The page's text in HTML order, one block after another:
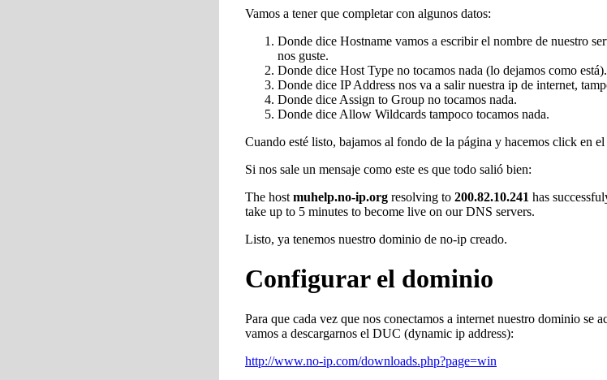
Vamos a tener que completar con algunos datos:
Donde dice Hostname vamos a escribir el nombre de nuestro
nos guste.
Donde dice Host Type no tocamos nada (lo dejamos como está).
Donde dice IP Address nos va a salir nuestra ip de internet,
Donde dice Assign to Group no tocamos nada.
Donde dice Allow Wildcards tampoco tocamos nada.
Cuando esté listo, bajamos al fondo de la página y hacemos click en
Si nos sale un mensaje como este es que todo salió bien:
The host muhelp.no-ip.org resolving to 200.82.10.241 has
take up to 5 minutes to become live on our DNS servers.
Listo, ya tenemos nuestro dominio de no-ip creado.
Configurar el dominio
Para que cada vez que nos conectamos a internet nuestro dominio se
vamos a descargarnos el DUC (dynamic ip address):
http://www.no-ip.com/downloads.php?page=win